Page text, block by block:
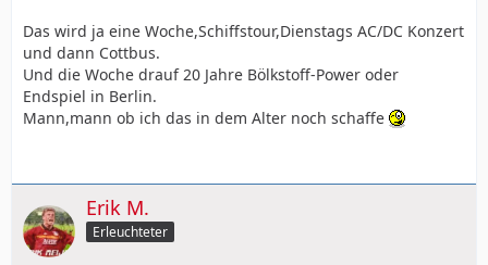
Das wird ja eine Woche,Schiffstour,Dienstags AC/DC Konzert
und dann Cottbus.
Und die Woche drauf 20 Jahre Bölkstoff-Power oder
Endspiel in Berlin.
Mann,mann ob ich das in dem Alter noch schaffe
Erik M.
Erleuchteter